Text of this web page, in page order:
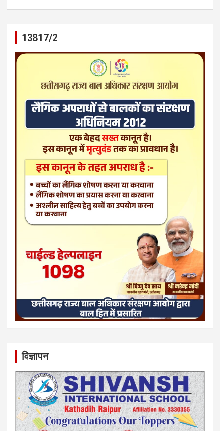
13817/2
विज्ञापन